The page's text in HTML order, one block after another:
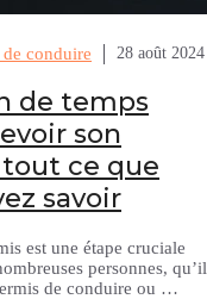
conduire 28 août 2024
de temps
son
ce que
savoir
est une étape cruciale
personnes, qu’il
de conduire ou …